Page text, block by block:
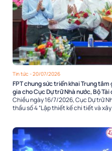
Tin tức - 20/07/2026
FPT chung sức triển khai Trung
gia cho Cục Dự trữ Nhà nước, Bộ Tài
Chiều ngày 16/7/2026, Cục Dự trữ
thầu số 4 “Lập thiết kế chi tiết và